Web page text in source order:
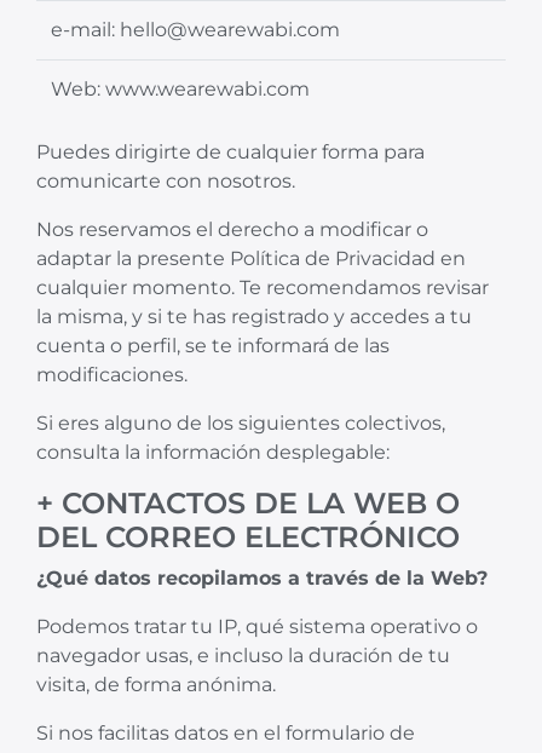
e-mail: hello@wearewabi.com
Web: www.wearewabi.com
Puedes dirigirte de cualquier forma para
comunicarte con nosotros.
Nos reservamos el derecho a modificar o
adaptar la presente Política de Privacidad en
cualquier momento. Te recomendamos revisar
la misma, y si te has registrado y accedes a tu
cuenta o perfil, se te informará de las
modificaciones.
Si eres alguno de los siguientes colectivos,
consulta la información desplegable:
+ CONTACTOS DE LA WEB O
DEL CORREO ELECTRÓNICO
¿Qué datos recopilamos a través de la Web?
Podemos tratar tu IP, qué sistema operativo o
navegador usas, e incluso la duración de tu
visita, de forma anónima.
Si nos facilitas datos en el formulario de